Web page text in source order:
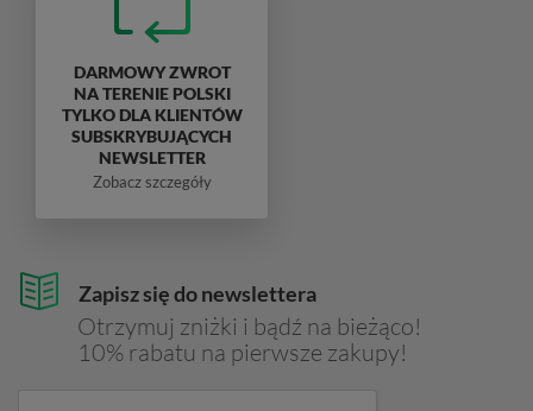
Zapisz się do newslettera
Otrzymuj zniżki i bądź na bieżąco!
10% rabatu na pierwsze zakupy!
DARMOWY ZWROT
NA TERENIE POLSKI
TYLKO DLA KLIENTÓW
SUBSKRYBUJĄCYCH
NEWSLETTER
Zobacz szczegóły